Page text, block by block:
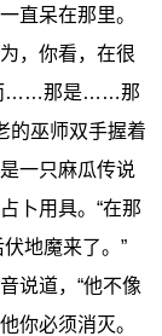
直呆在那里。
，你看，在很
而……那是……那
巫师双手握着
一只麻瓜传说
卜用具。“在那
地魔来了。”
说道，“他不像
你必须消灭。